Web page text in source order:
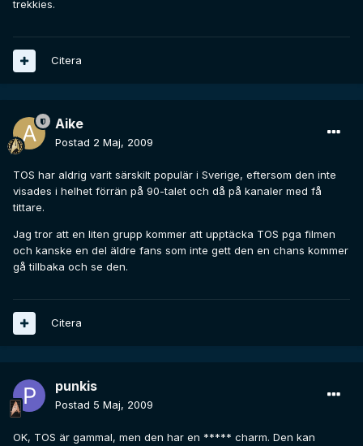
trekkies.
Citera
Aike
Postad 2 Maj, 2009
TOS har aldrig varit särskilt populär i Sverige, eftersom den inte
visades i helhet förrän på 90-talet och då på kanaler med få
tittare.
Jag tror att en liten grupp kommer att upptäcka TOS pga filmen
och kanske en del äldre fans som inte gett den en chans kommer
gå tillbaka och se den.
Citera
punkis
Postad 5 Maj, 2009
OK, TOS är gammal, men den har en ***** charm. Den kan